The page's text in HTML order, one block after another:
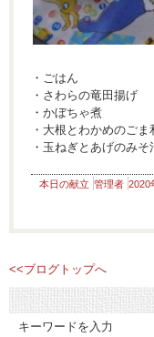
・ごはん
・さわらの竜田揚げ
・かぼちゃ煮
・大根とわかめのごま
・玉ねぎとあげのみそ
本日の献立 管理者 2020
<<ブログトップへ
キーワードを入力